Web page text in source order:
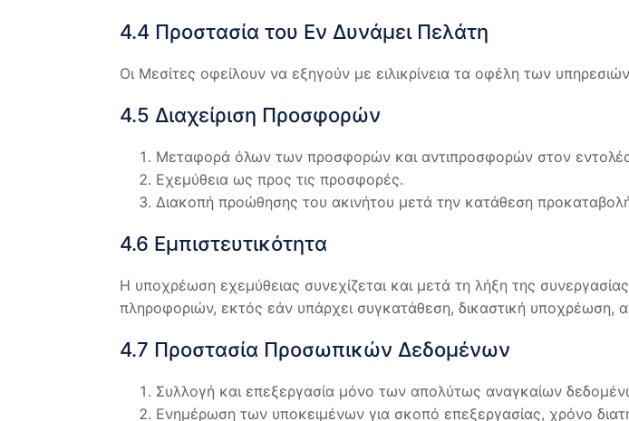
4.4 Προστασία του Εν Δυνάμει Πελάτη
Οι Μεσίτες οφείλουν να εξηγούν με ειλικρίνεια τα οφέλη των
4.5 Διαχείριση Προσφορών
Μεταφορά όλων των προσφορών και αντιπροσφορών στον εντολέα
Εχεμύθεια ως προς τις προσφορές.
Διακοπή προώθησης του ακινήτου μετά την κατάθεση
4.6 Εμπιστευτικότητα
Η υποχρέωση εχεμύθειας συνεχίζεται και μετά τη λήξη της
πληροφοριών, εκτός εάν υπάρχει συγκατάθεση, δικαστική
4.7 Προστασία Προσωπικών Δεδομένων
Συλλογή και επεξεργασία μόνο των απολύτως αναγκαίων
Ενημέρωση των υποκειμένων για σκοπό επεξεργασίας, χρόνο